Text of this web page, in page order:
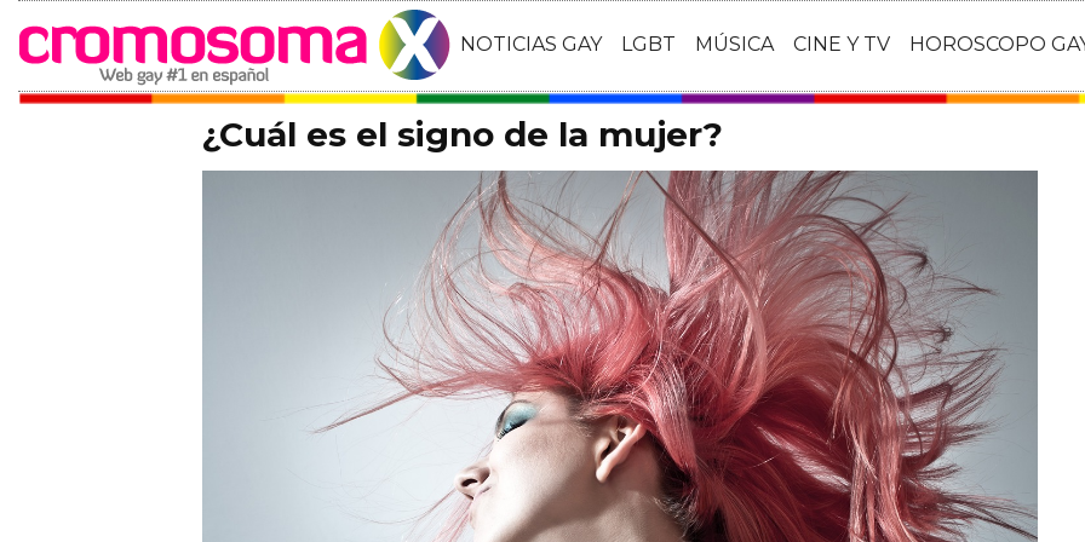
NOTICIAS GAY LGBT MÚSICA CINE Y TV HOROSCOPO
¿Cuál es el signo de la mujer?